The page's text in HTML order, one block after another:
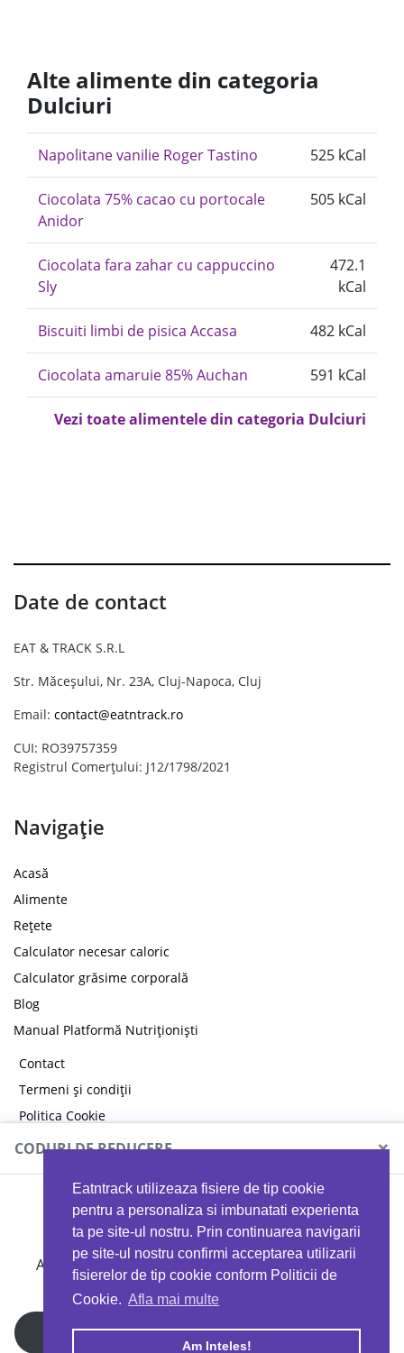
Eatntrack utilizeaza fisiere de tip cookie
pentru a personaliza si imbunatati experienta
ta pe site-ul nostru. Prin continuarea navigarii
pe site-ul nostru confirmi acceptarea utilizarii
fisierelor de tip cookie conform Politicii de
Cookie. Afla mai multe
Am Inteles!
Alte alimente din categoria
Dulciuri
Napolitane vanilie Roger Tastino 525 kCal
Ciocolata 75% cacao cu portocale
Anidor
505 kCal
Ciocolata fara zahar cu cappuccino
Sly
472.1
kCal
Biscuiti limbi de pisica Accasa 482 kCal
Ciocolata amaruie 85% Auchan 591 kCal
Vezi toate alimentele din categoria Dulciuri
Date de contact
EAT & TRACK S.R.L
Str. Măceșului, Nr. 23A, Cluj-Napoca, Cluj
Email: contact@eatntrack.ro
CUI: RO39757359
Registrul Comerțului: J12/1798/2021
Navigație
Acasă
Alimente
Rețete
Calculator necesar caloric
Calculator grăsime corporală
Blog
Manual Platformă Nutriționiști
Contact
Termeni și condiții
Politica Cookie
Politica de confidențialitate
CODURI DE REDUCERE ×
MYPROTEIN
Ai 40%reducere la orice comandă folosind codul
EATTRACK
Profită acum